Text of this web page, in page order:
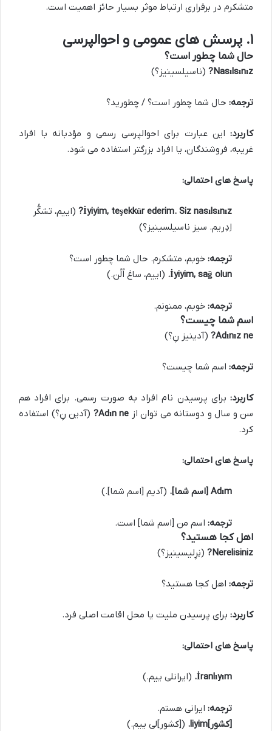
متشکرم در برقراری ارتباط موثر بسیار حائز اهمیت است.
۱. پرسش های عمومی و احوالپرسی
حال شما چطور است؟
Nasılsınız? (ناسیلسینیز؟)
ترجمه: حال شما چطور است؟ / چطورید؟
کاربرد: این عبارت برای احوالپرسی رسمی و مؤدبانه با افراد
غریبه، فروشندگان، یا افراد بزرگتر استفاده می شود.
پاسخ های احتمالی:
İyiyim, teşekkür ederim. Siz nasılsınız?
(اییم، تشکُّر
اِدِریم. سیز ناسیلسینیز؟)
ترجمه: خوبم، متشکرم. حال شما چطور است؟
İyiyim, sağ olun. (اییم، ساغ اُلُن.)
ترجمه: خوبم، ممنونم.
اسم شما چیست؟
Adınız ne? (آدینیز نِ؟)
ترجمه: اسم شما چیست؟
کاربرد: برای پرسیدن نام افراد به صورت رسمی. برای افراد هم
سن و سال و دوستانه می توان از Adın ne?
(آدین نِ؟) استفاده
کرد.
پاسخ های احتمالی:
Adım [اسم شما]. (آدیم [اسم شما].)
ترجمه: اسم من [اسم شما] است.
اهل کجا هستید؟
Nerelisiniz? (نِرِلیسینیز؟)
ترجمه: اهل کجا هستید؟
کاربرد: برای پرسیدن ملیت یا محل اقامت اصلی فرد.
پاسخ های احتمالی:
İranlıyım. (ایرانلی ییم.)
ترجمه: ایرانی هستم.
[کشور]liyim.
([کشور]لی ییم.)